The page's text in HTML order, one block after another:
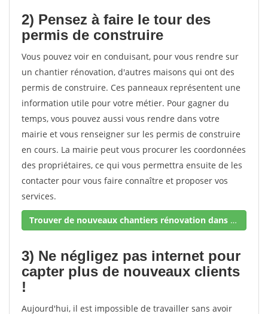
2) Pensez à faire le tour des
permis de construire
Vous pouvez voir en conduisant, pour vous rendre sur
un chantier rénovation, d'autres maisons qui ont des
permis de construire. Ces panneaux représentent une
information utile pour votre métier. Pour gagner du
temps, vous pouvez aussi vous rendre dans votre
mairie et vous renseigner sur les permis de construire
en cours. La mairie peut vous procurer les coordonnées
des propriétaires, ce qui vous permettra ensuite de les
contacter pour vous faire connaître et proposer vos
services.
Trouver de nouveaux chantiers rénovation dans votre secteur !
3) Ne négligez pas internet pour
capter plus de nouveaux clients
!
Aujourd'hui, il est impossible de travailler sans avoir